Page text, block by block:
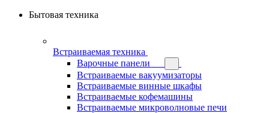
Бытовая техника
Встраиваемая техника
Варочные панели
Встраиваемые вакуумизаторы
Встраиваемые винные шкафы
Встраиваемые кофемашины
Встраиваемые микроволновые печи